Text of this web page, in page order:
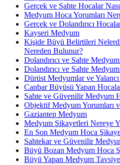
Gerçek ve Sahte Hocalar
Medyum Hoca Yorumları
Gerçek ve Dolandırıcı
Kayseri Medyum
Kişide Büyü Belirtileri
Nereden Bulunur?
Dolandırıcı ve Sahte
Dolandırıcı ve Sahte
Dürüst Medyumlar ve
Canbar Büyüsü Yapan
Sahte ve Güvenilir Medyum
Objektif Medyum Yorumları
Gaziantep Medyum
Medyum Şikayetleri Nereye
En Son Medyum Hoca
Sahtekar ve Güvenilir
Büyü Bozan Medyum Hoca
Büyü Yapan Medyum